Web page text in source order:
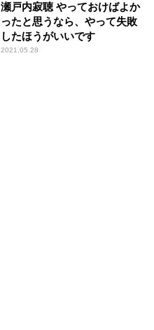
瀬戸内寂聴 やっておけばよか
ったと思うなら、やって失敗
したほうがいいです
2021.05.28